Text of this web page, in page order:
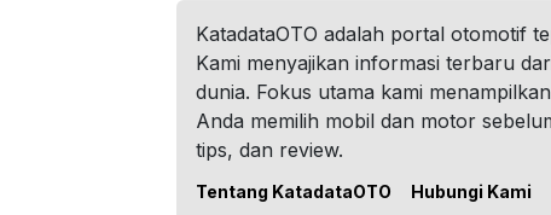
KatadataOTO adalah portal otomotif
Kami menyajikan informasi terbaru
dunia. Fokus utama kami
Anda memilih mobil dan motor
tips, dan review.
Tentang KatadataOTO Hubungi Kami